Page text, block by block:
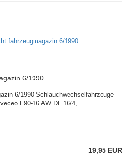
6/1990
6/1990 Schlauchwechselfahrzeuge
F90-16 AW DL 16/4,
19,95 EUR